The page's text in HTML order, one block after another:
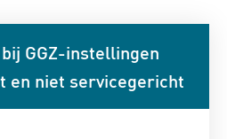
GGZ-instellingen
en niet servicegericht